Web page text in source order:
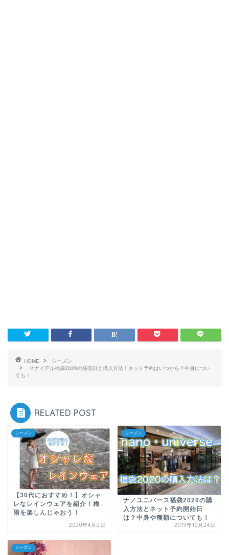
HOME
シーズン
スナイデル福袋2020の発売日と購入方法！ネット予約はいつから？中身につい
ても！
RELATED POST
シーズン
【30代におすすめ！】オシャ
レなレインウェアを紹介！梅
雨を楽しんじゃおう！
2020年4月2日
シーズン
ナノユニバース福袋2020の購
入方法とネット予約開始日
は？中身や種類についても！
2019年10月24日
シーズン